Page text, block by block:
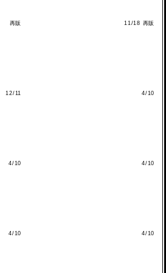
再販 11/18 再販
12/11 4/10
4/10 4/10
4/10 4/10